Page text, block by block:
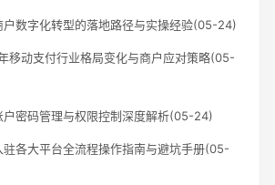
户数字化转型的落地路径与实操经验(05-24)
移动支付行业格局变化与商户应对策略(05-
户密码管理与权限控制深度解析(05-24)
驻各大平台全流程操作指南与避坑手册(05-